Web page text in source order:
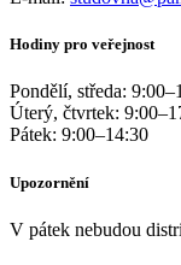
Hodiny pro veřejnost
Pondělí, středa: 9:00–
Úterý, čtvrtek: 9:00–
Pátek: 9:00–14:30
Upozornění
V pátek nebudou